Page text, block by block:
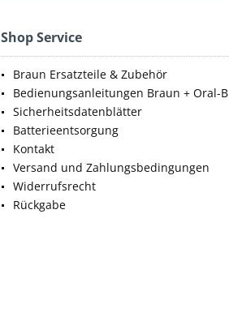
Shop Service
Braun Ersatzteile & Zubehör
Bedienungsanleitungen Braun + Oral-B
Sicherheitsdatenblätter
Batterieentsorgung
Kontakt
Versand und Zahlungsbedingungen
Widerrufsrecht
Rückgabe